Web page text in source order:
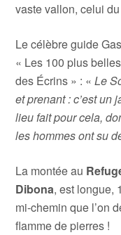
vaste vallon, celui
Le célèbre guide
« Les 100 plus
des Écrins » : «Le
et prenant : c’est un
lieu fait pour cela,
les hommes ont su
La montée au
Dibona, est longue,
mi-chemin que l’on
flamme de pierres !